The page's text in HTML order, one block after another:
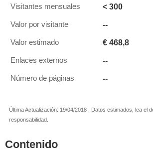
Visitantes mensuales < 300
Valor por visitante --
Valor estimado € 468,8
Enlaces externos --
Número de páginas --
Última Actualización: 19/04/2018 . Datos estimados, lea el
responsabilidad.
Contenido